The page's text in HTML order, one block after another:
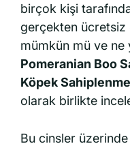
birçok kişi
gerçekten ücretsiz
mümkün mü ve
Pomeranian Boo
Köpek
olarak birlikte
Bu cinsler